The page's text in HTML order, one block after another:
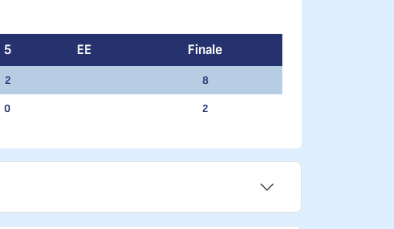
5 EE Finale
2 8
0 2